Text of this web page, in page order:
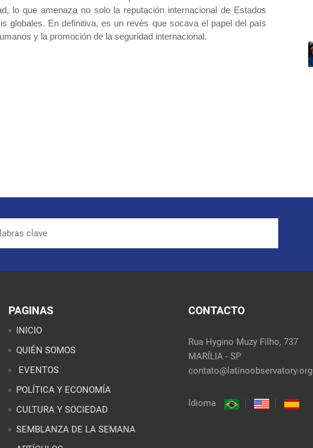
lo que amenaza no solo la reputación internacional de Estados
globales. En definitiva, es un revés que socava el papel del país
y la promoción de la seguridad internacional.
PAGINAS
INICIO
QUIÉN SOMOS
EVENTOS
POLÍTICA Y ECONOMÍA
CULTURA Y SOCIEDAD
SEMBLANZA DE LA SEMANA
CONTACTO
Rua Hygino Muzy Filho, 737
MARÍLIA - SP
contato@latinoobservatory.org
Idioma